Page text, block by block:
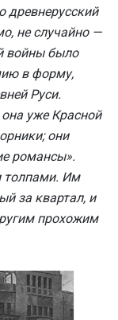
древнерусский
не случайно —
войны было
в форму,
Руси.
уже Красной
они
романсы».
толпами. Им
за квартал, и
прохожим